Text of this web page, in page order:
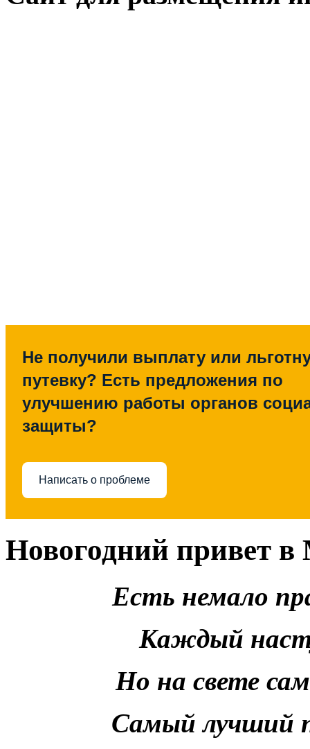
Не получили выплату или
путевку? Есть предложения по
улучшению работы органов
защиты?
Написать о проблеме
Новогодний привет
Есть немало
Каждый
Но на свете
Самый лучший